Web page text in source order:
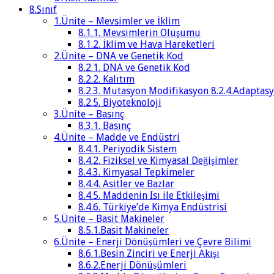
8.Sınıf
1.Ünite – Mevsimler ve İklim
8.1.1. Mevsimlerin Oluşumu
8.1.2. İklim ve Hava Hareketleri
2.Ünite – DNA ve Genetik Kod
8.2.1. DNA ve Genetik Kod
8.2.2. Kalıtım
8.2.3. Mutasyon Modifikasyon
8.2.5. Biyoteknoloji
3.Ünite – Basınç
8.3.1. Basınç
4.Ünite – Madde ve Endüstri
8.4.1. Periyodik Sistem
8.4.2. Fiziksel ve Kimyasal Değişimler
8.4.3. Kimyasal Tepkimeler
8.4.4. Asitler ve Bazlar
8.4.5. Maddenin Isı ile Etkileşimi
8.4.6. Türkiye’de Kimya Endüstrisi
5.Ünite – Basit Makineler
8.5.1.Basit Makineler
6.Ünite – Enerji Dönüşümleri ve Çevre Bilimi
8.6.1.Besin Zinciri ve Enerji Akışı
8.6.2.Enerji Dönüşümleri